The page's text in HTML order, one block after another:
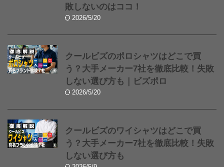
敗しないのはココ！
2026/5/20
クールビズのポロシャツはどこで買
う？大手メーカー7社を徹底比較！失敗
しない選び方も｜ビズポロ
2026/5/20
クールビズのワイシャツはどこで買
う？大手メーカー7社を徹底比較！失敗
しない選び方も